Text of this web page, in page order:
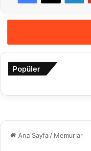
Popüler